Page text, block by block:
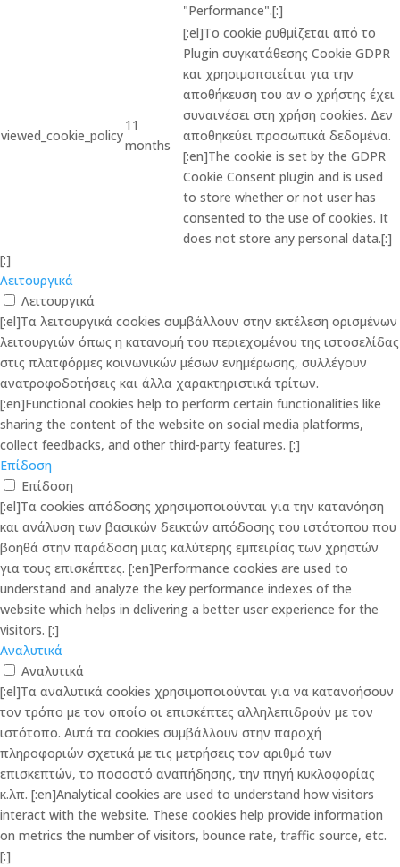
"Performance".[:]
viewed_cookie_policy
11
months
[:el]Το cookie ρυθμίζεται από το
Plugin συγκατάθεσης Cookie GDPR
και χρησιμοποιείται για την
αποθήκευση του αν ο χρήστης έχει
συναινέσει στη χρήση cookies. Δεν
αποθηκεύει προσωπικά δεδομένα.
[:en]The cookie is set by the GDPR
Cookie Consent plugin and is used
to store whether or not user has
consented to the use of cookies. It
does not store any personal data.[:]
[:]
Λειτουργικά
Λειτουργικά
[:el]Τα λειτουργικά cookies συμβάλλουν στην εκτέλεση ορισμένων
λειτουργιών όπως η κατανομή του περιεχομένου της ιστοσελίδας
στις πλατφόρμες κοινωνικών μέσων ενημέρωσης, συλλέγουν
ανατροφοδοτήσεις και άλλα χαρακτηριστικά τρίτων.
[:en]Functional cookies help to perform certain functionalities like
sharing the content of the website on social media platforms,
collect feedbacks, and other third-party features. [:]
Επίδοση
Επίδοση
[:el]Τα cookies απόδοσης χρησιμοποιούνται για την κατανόηση
και ανάλυση των βασικών δεικτών απόδοσης του ιστότοπου που
βοηθά στην παράδοση μιας καλύτερης εμπειρίας των χρηστών
για τους επισκέπτες. [:en]Performance cookies are used to
understand and analyze the key performance indexes of the
website which helps in delivering a better user experience for the
visitors. [:]
Αναλυτικά
Αναλυτικά
[:el]Τα αναλυτικά cookies χρησιμοποιούνται για να κατανοήσουν
τον τρόπο με τον οποίο οι επισκέπτες αλληλεπιδρούν με τον
ιστότοπο. Αυτά τα cookies συμβάλλουν στην παροχή
πληροφοριών σχετικά με τις μετρήσεις τον αριθμό των
επισκεπτών, το ποσοστό αναπήδησης, την πηγή κυκλοφορίας
κ.λπ. [:en]Analytical cookies are used to understand how visitors
interact with the website. These cookies help provide information
on metrics the number of visitors, bounce rate, traffic source, etc.
[:]